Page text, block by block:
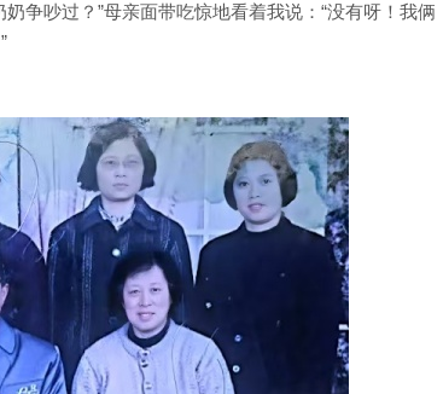
争吵过？”母亲面带吃惊地看着我说：“没有呀！我俩